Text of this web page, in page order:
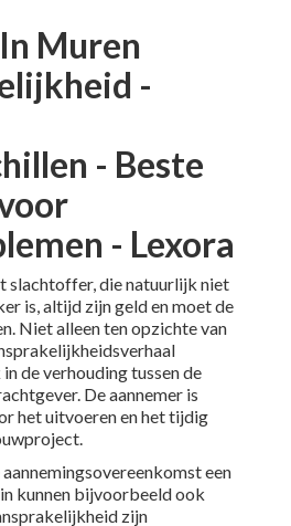
Muren
-
- Beste
- Lexora
slachtoffer, die natuurlijk niet
is, altijd zijn geld en moet de
Niet alleen ten opzichte van
de verhouding tussen de
De aannemer is
het uitvoeren en het tijdig
een
kunnen bijvoorbeeld ook
zijn